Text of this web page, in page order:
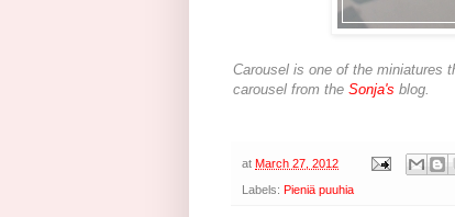
Carousel is one of the miniatures
carousel from the Sonja's blog.
at March 27, 2012
Labels: Pieniä puuhia